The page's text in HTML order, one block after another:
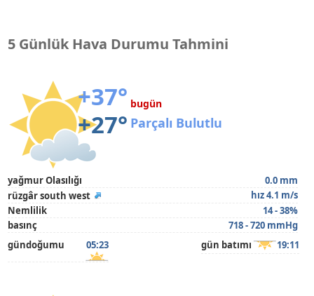
5 Günlük Hava Durumu Tahmini
+37°
+27°
bugün
Parçalı Bulutlu
yağmur Olasılığı
0.0 mm
rüzgâr south west
hız 4.1 m/s
Nemlilik
14 - 38%
basınç
718 - 720 mmHg
gündoğumu
05:23 gün batımı 19:11